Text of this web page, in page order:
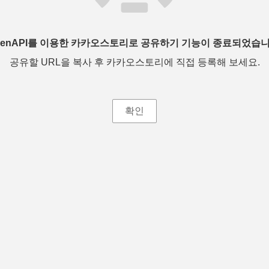
를 이용한 카카오스토리로 공유하기 기능이 종료되었습
공유할 URL을 복사 후 카카오스토리에 직접 등록해 보세요.
확인